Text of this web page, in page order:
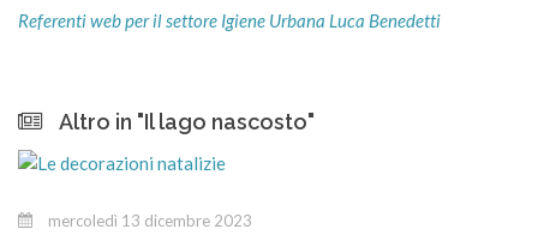
Referenti web per il settore Igiene Urbana Luca Benedetti
Altro in "Il lago nascosto"
mercoledì 13 dicembre 2023